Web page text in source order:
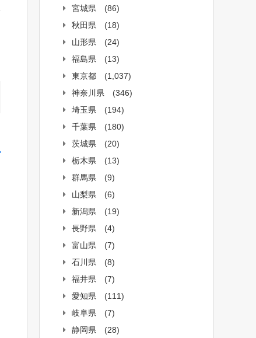
宮城県
(86)
秋田県
(18)
山形県
(24)
福島県
(13)
東京都
(1,037)
神奈川県
(346)
埼玉県
(194)
千葉県
(180)
茨城県
(20)
栃木県
(13)
群馬県
(9)
山梨県
(6)
新潟県
(19)
長野県
(4)
富山県
(7)
石川県
(8)
福井県
(7)
愛知県
(111)
岐阜県
(7)
静岡県
(28)